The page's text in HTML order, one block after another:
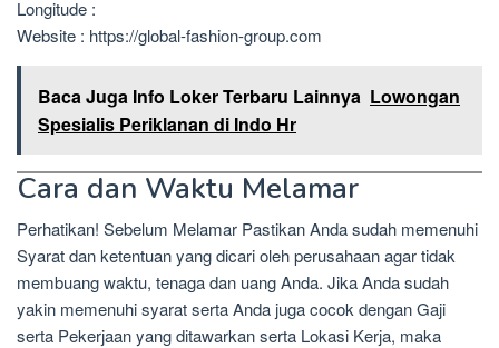
Longitude :
Website : https://global-fashion-group.com
Baca Juga Info Loker Terbaru Lainnya Lowongan
Spesialis Periklanan di Indo Hr
Cara dan Waktu Melamar
Perhatikan! Sebelum Melamar Pastikan Anda sudah memenuhi
Syarat dan ketentuan yang dicari oleh perusahaan agar tidak
membuang waktu, tenaga dan uang Anda. Jika Anda sudah
yakin memenuhi syarat serta Anda juga cocok dengan Gaji
serta Pekerjaan yang ditawarkan serta Lokasi Kerja, maka